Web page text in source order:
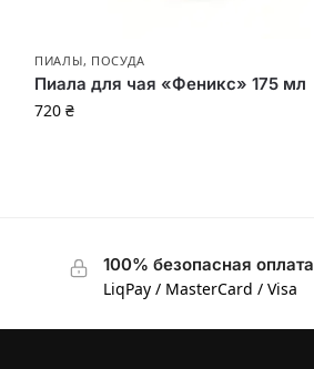
ПИАЛЫ, ПОСУДА
Пиала для чая «Феникс» 175 мл
720₴
100% безопасная оплата
LiqPay / MasterCard / Visa